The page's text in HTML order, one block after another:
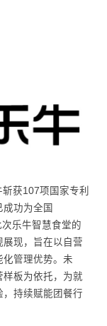
获107项国家专利
功为全国
乐牛智慧食堂的
现，旨在以自营
化管理优势。未
板为依托，为就
持续赋能团餐行